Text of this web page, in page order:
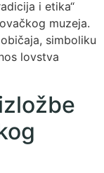
i etika“
muzeja.
simboliku
lovstva